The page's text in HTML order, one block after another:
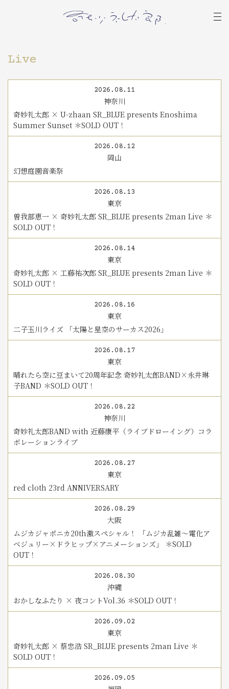
Live
2026.08.11
神奈川
奇妙礼太郎 × U-zhaan SR_BLUE presents Enoshima
Summer Sunset ＊SOLD OUT！
2026.08.12
岡山
幻想庭園音楽祭
2026.08.13
東京
曽我部恵一 × 奇妙礼太郎 SR_BLUE presents 2man Live ＊
SOLD OUT！
2026.08.14
東京
奇妙礼太郎 × 工藤祐次郎 SR_BLUE presents 2man Live ＊
SOLD OUT！
2026.08.16
東京
二子玉川ライズ 「太陽と星空のサーカス2026」
2026.08.17
東京
晴れたら空に豆まいて20周年記念 奇妙礼太郎BAND×永井琳
子BAND ＊SOLD OUT！
2026.08.22
神奈川
奇妙礼太郎BAND with 近藤康平（ライブドローイング）コラ
ボレーションライブ
2026.08.27
東京
red cloth 23rd ANNIVERSARY
2026.08.29
大阪
ムジカジャポニカ20th激スペシャル！ 「ムジカ乱雑～電化ア
ベジュリー×ドラヒップ×アニメーションズ」 ＊SOLD
OUT！
2026.08.30
沖縄
おかしなふたり × 夜コントVol.36 ＊SOLD OUT！
2026.09.02
東京
奇妙礼太郎 × 蔡忠浩 SR_BLUE presents 2man Live ＊
SOLD OUT！
2026.09.05